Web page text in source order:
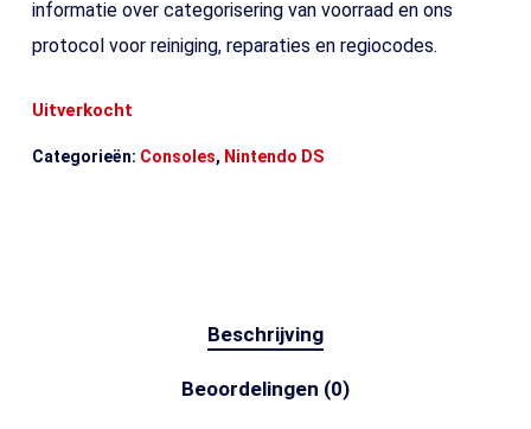
informatie over categorisering van voorraad en ons
protocol voor reiniging, reparaties en regiocodes.
Uitverkocht
Categorieën: Consoles, Nintendo DS
Beschrijving
Beoordelingen (0)